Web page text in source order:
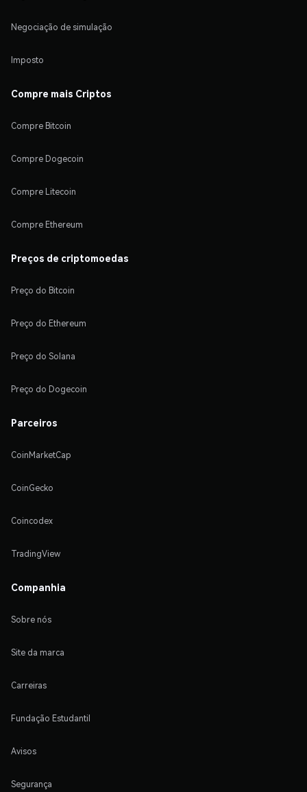
Negociação de simulação
Imposto
Compre mais Criptos
Compre Bitcoin
Compre Dogecoin
Compre Litecoin
Compre Ethereum
Preços de criptomoedas
Preço do Bitcoin
Preço do Ethereum
Preço do Solana
Preço do Dogecoin
Parceiros
CoinMarketCap
CoinGecko
Coincodex
TradingView
Companhia
Sobre nós
Site da marca
Carreiras
Fundação Estudantil
Avisos
Segurança